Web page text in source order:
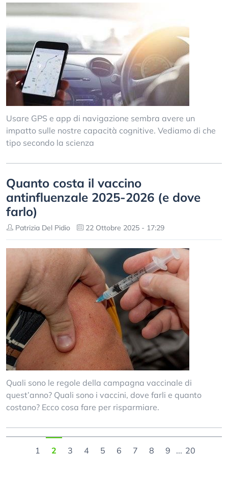
Usare GPS e app di navigazione sembra avere un
impatto sulle nostre capacità cognitive. Vediamo di che
tipo secondo la scienza
Quanto costa il vaccino
antinfluenzale 2025-2026 (e dove
farlo)
Patrizia Del Pidio 22 Ottobre 2025 - 17:29
Quali sono le regole della campagna vaccinale di
quest’anno? Quali sono i vaccini, dove farli e quanto
costano? Ecco cosa fare per risparmiare.
1 2 3 4 5 6 7 8 9 ... 20